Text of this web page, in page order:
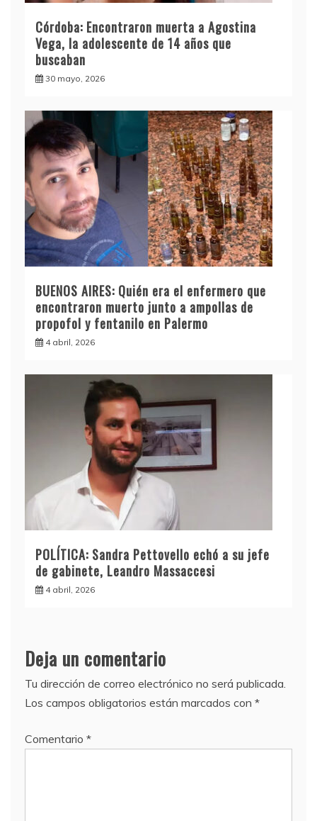
Córdoba: Encontraron muerta a Agostina
Vega, la adolescente de 14 años que
buscaban
30 mayo, 2026
BUENOS AIRES: Quién era el enfermero que
encontraron muerto junto a ampollas de
propofol y fentanilo en Palermo
4 abril, 2026
POLÍTICA: Sandra Pettovello echó a su jefe
de gabinete, Leandro Massaccesi
4 abril, 2026
Deja un comentario
Tu dirección de correo electrónico no será publicada.
Los campos obligatorios están marcados con *
Comentario *